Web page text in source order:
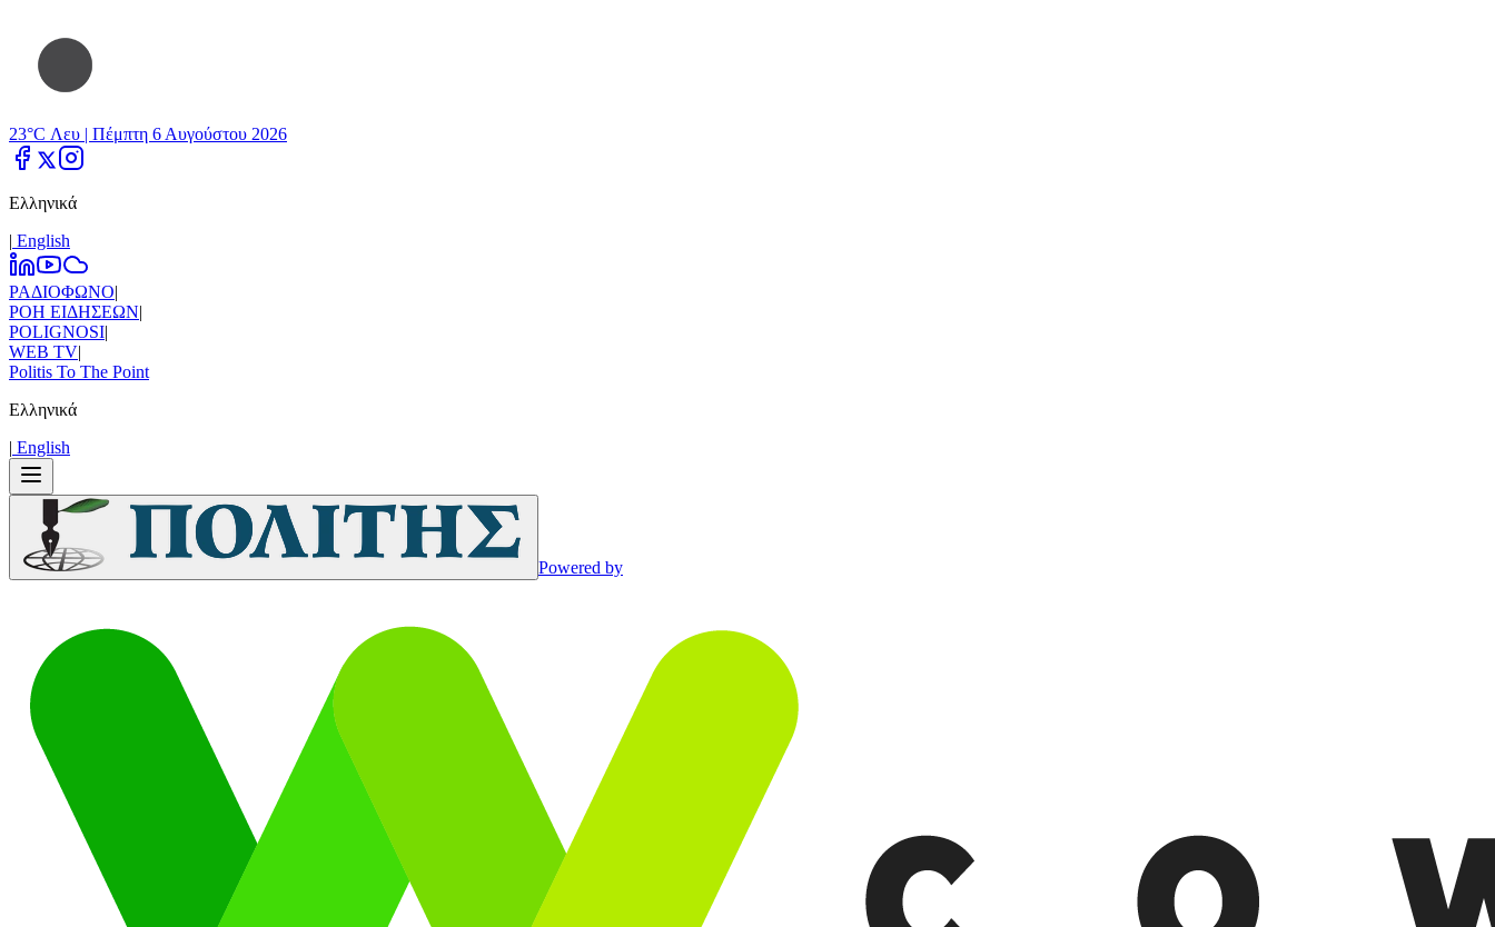
23°C Λευ | Πέμπτη 6 Αυγούστου 2026
Ελληνικά
| Εnglish
ΡΑΔΙΟΦΩΝΟ|
ΡΟΗ ΕΙΔΗΣΕΩΝ|
POLIGNOSI|
WEB TV|
Politis To The Point
Ελληνικά
| Εnglish
Powered by